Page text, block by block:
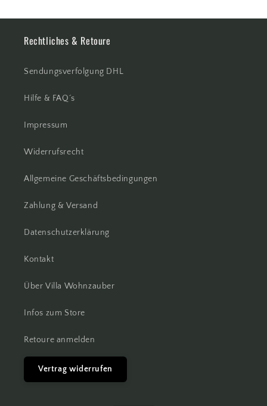
Rechtliches & Retoure
Sendungsverfolgung DHL
Hilfe & FAQ´s
Impressum
Widerrufsrecht
Allgemeine Geschäftsbedingungen
Zahlung & Versand
Datenschutzerklärung
Kontakt
Über Villa Wohnzauber
Infos zum Store
Retoure anmelden
Vertrag widerrufen